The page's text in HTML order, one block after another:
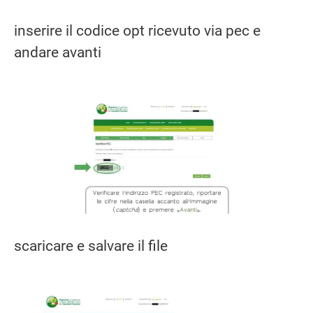
inserire il codice opt ricevuto via pec e
andare avanti
scaricare e salvare il file